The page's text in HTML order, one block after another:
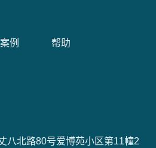
案例 帮助
八北路80号爱博苑小区第11幢2